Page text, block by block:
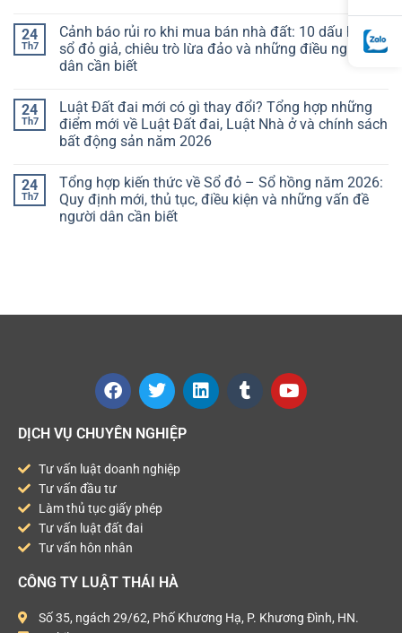
24
Th7
Cảnh báo rủi ro khi mua bán nhà đất: 10 dấu hiệu
sổ đỏ giả, chiêu trò lừa đảo và những điều người
dân cần biết
24
Th7
Luật Đất đai mới có gì thay đổi? Tổng hợp những
điểm mới về Luật Đất đai, Luật Nhà ở và chính sách
bất động sản năm 2026
24
Th7
Tổng hợp kiến thức về Sổ đỏ – Sổ hồng năm 2026:
Quy định mới, thủ tục, điều kiện và những vấn đề
người dân cần biết
DỊCH VỤ CHUYÊN NGHIỆP
Tư vấn luật doanh nghiệp
Tư vấn đầu tư
Làm thủ tục giấy phép
Tư vấn luật đất đai
Tư vấn hôn nhân
CÔNG TY LUẬT THÁI HÀ
Số 35, ngách 29/62, Phố Khương Hạ, P. Khương Đình, HN.